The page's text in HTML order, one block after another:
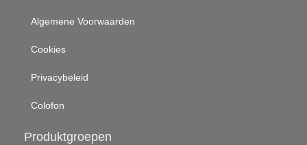
Algemene Voorwaarden
Cookies
Privacybeleid
Colofon
Produktgroepen